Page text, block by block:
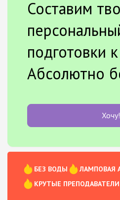
Составим
подготовки
Абсолютно
Хочу!
БЕЗ ВОДЫ
ЛАМПОВАЯ
КРУТЫЕ ПРЕПОДАВАТЕЛИ